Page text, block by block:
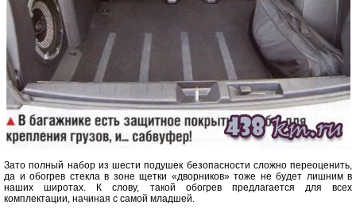
Зато полный набор из шести подушек безопасности сложно переоценить,
да и обогрев стекла в зоне щетки «дворников» тоже не будет лишним в
наших широтах. К слову, такой обогрев предлагается для всех
комплектации, начиная с самой младшей.